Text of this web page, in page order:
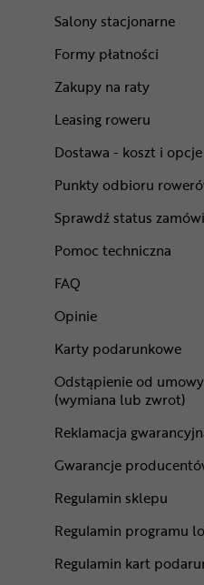
Salony stacjonarne
Formy płatności
Zakupy na raty
Leasing roweru
Dostawa - koszt i opcje
Punkty odbioru
Sprawdź status
Pomoc techniczna
FAQ
Opinie
Karty podarunkowe
Odstąpienie od umowy
(wymiana lub zwrot)
Reklamacja
Gwarancje
Regulamin sklepu
Regulamin programu
Regulamin kart